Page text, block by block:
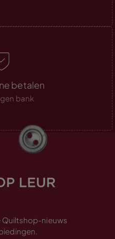
betalen
bank
Quiltshop-nieuws